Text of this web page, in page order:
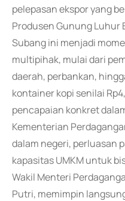
pelepasan ekspor yang
Produsen Gunung Luhur
Subang ini menjadi
multipihak, mulai dari
daerah, perbankan,
kontainer kopi senilai
pencapaian konkret
Kementerian
dalam negeri, perluasan
kapasitas UMKM untuk
Wakil Menteri
Putri, memimpin